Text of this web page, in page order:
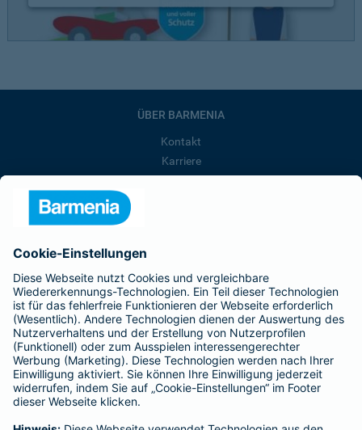
ÜBER BARMENIA
Kontakt
Karriere
Barmenia ist Teil der BarmeniaGothaer
BELIEBTE SEITEN
Kranken-Zusatzversicherung
Tierversicherungen
Haftpflichtversicherung
Hausratversicherung